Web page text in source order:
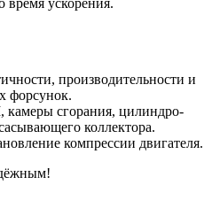
время ускорения.
производительности и
форсунок.
сгорания, цилиндро-
коллектора.
компрессии двигателя.